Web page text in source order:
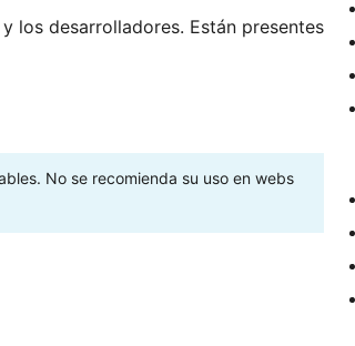
los desarrolladores. Están presentes
No se recomienda su uso en webs